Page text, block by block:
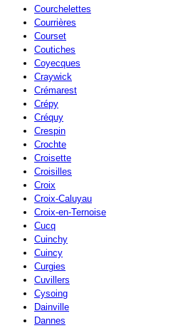
Courchelettes
Courrières
Courset
Coutiches
Coyecques
Craywick
Crémarest
Crépy
Créquy
Crespin
Crochte
Croisette
Croisilles
Croix
Croix-Caluyau
Croix-en-Ternoise
Cucq
Cuinchy
Cuincy
Curgies
Cuvillers
Cysoing
Dainville
Dannes